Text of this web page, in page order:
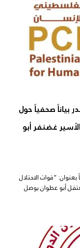
بياناً صحفياً حول
غضنفر أبو
“قوات الاحتلال
أبو عطوان يوصل